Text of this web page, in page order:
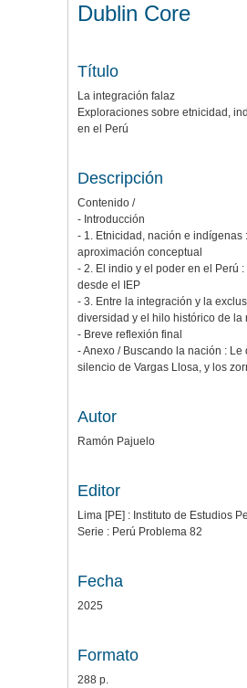
Dublin Core
Título
La integración falaz
Exploraciones sobre etnicidad,
en el Perú
Descripción
Contenido /
- Introducción
- 1. Etnicidad, nación e indígenas
aproximación conceptual
- 2. El indio y el poder en el Perú
desde el IEP
- 3. Entre la integración y la
diversidad y el hilo histórico de la
- Breve reflexión final
- Anexo / Buscando la nación : Le
silencio de Vargas Llosa, y los
Autor
Ramón Pajuelo
Editor
Lima [PE] : Instituto de Estudios
Serie : Perú Problema 82
Fecha
2025
Formato
288 p.